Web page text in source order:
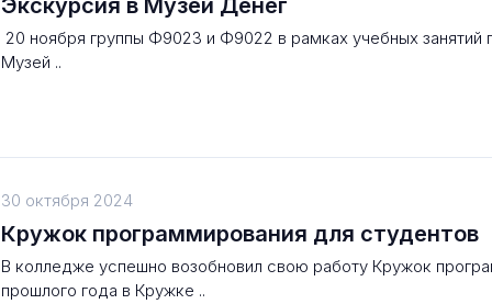
Экскурсия в Музей Денег
20 ноября группы Ф9023 и Ф9022 в рамках учебных занятий
Музей ..
30 октября 2024
Кружок программирования для студентов
В колледже успешно возобновил свою работу Кружок
прошлого года в Кружке ..